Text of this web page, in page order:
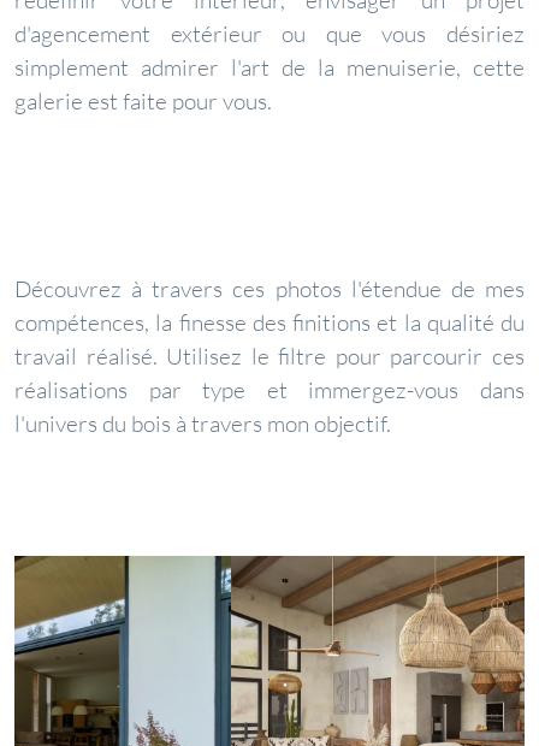
d'agencement extérieur ou que vous désiriez
simplement admirer l'art de la menuiserie, cette
galerie est faite pour vous.
Découvrez à travers ces photos l'étendue de mes
compétences, la finesse des finitions et la qualité du
travail réalisé. Utilisez le filtre pour parcourir ces
réalisations par type et immergez-vous dans
l'univers du bois à travers mon objectif.